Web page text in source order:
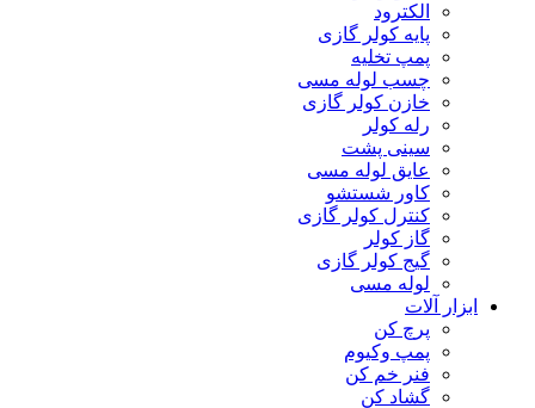
الکترود
پایه کولر گازی
پمپ تخلیه
چسب لوله مسی
خازن کولر گازی
رله کولر
سینی پشت
عایق لوله مسی
کاور شستشو
کنترل کولر گازی
گاز کولر
گیج کولر گازی
لوله مسی
ابزار آلات
پرچ کن
پمپ وکیوم
فنر خم کن
گشاد کن